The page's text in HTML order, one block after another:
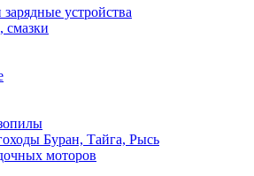
устройства
смазки
Буран, Тайга, Рысь
моторов